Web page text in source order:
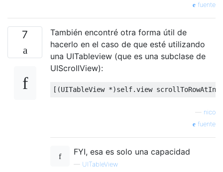
fuente
7
También encontré otra forma útil de
hacerlo en el caso de que esté utilizando
una UITableview (que es una subclase de
UIScrollView):
[(UITableView *)self.view
nico
fuente
FYI, esa es solo una capacidad
— UITableView